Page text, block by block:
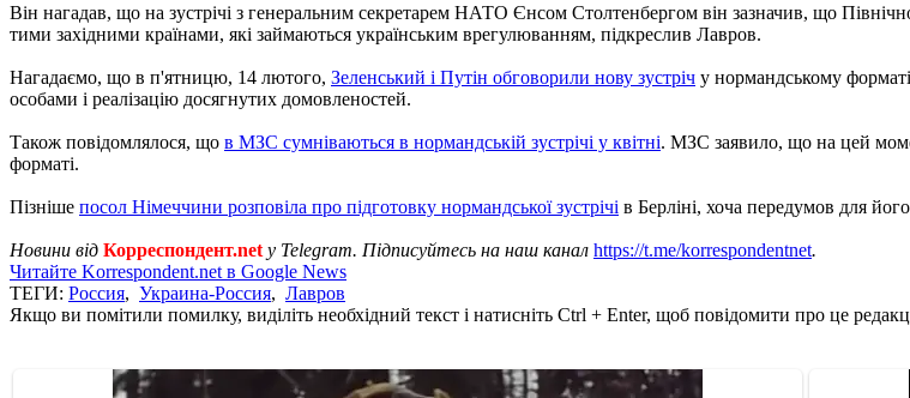
Він нагадав, що на зустрічі з генеральним секретарем НАТО Єнсом Столтенбергом він зазначив, що
тими західними країнами, які займаються українським врегулюванням, підкреслив Лавров.
Нагадаємо, що в п'ятницю, 14 лютого, Зеленський і Путін обговорили нову зустріч у нормандському
особами і реалізацію досягнутих домовленостей.
Також повідомлялося, що в МЗС сумніваються в нормандській зустрічі у квітні. МЗС заявило, що на цей
форматі.
Пізніше посол Німеччини розповіла про підготовку нормандської зустрічі в Берліні, хоча передумов для
Новини від Корреспондент.net у Telegram. Підписуйтесь на наш канал https://t.me/korrespondentnet.
Читайте Korrespondent.net в Google News
ТЕГИ: Россия, Украина-Россия, Лавров
Якщо ви помітили помилку, виділіть необхідний текст і натисніть Ctrl + Enter, щоб повідомити про це